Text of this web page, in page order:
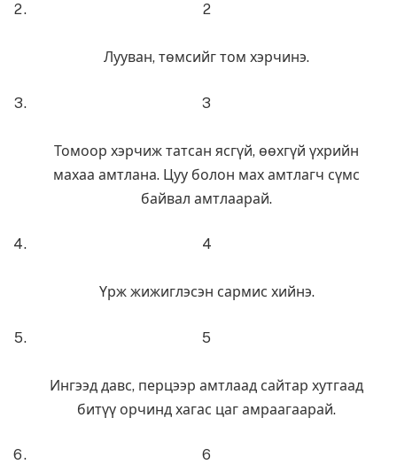
2
Лууван, төмсийг том хэрчинэ.
3
Томоор хэрчиж татсан ясгүй, өөхгүй үхрийн
махаа амтлана. Цуу болон мах амтлагч сүмс
байвал амтлаарай.
4
Үрж жижиглэсэн сармис хийнэ.
5
Ингээд давс, перцээр амтлаад сайтар хутгаад
битүү орчинд хагас цаг амраагаарай.
6